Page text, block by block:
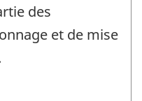
des
et de mise